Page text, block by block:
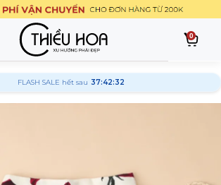
0
FLASH SALE hết sau 37:42:31